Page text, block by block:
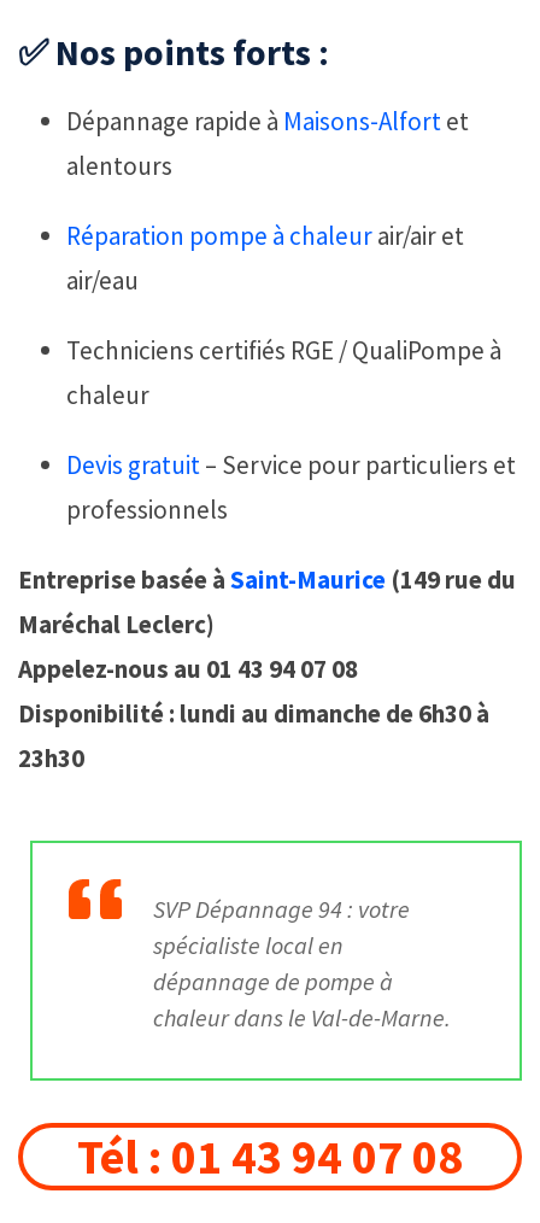
✅ Nos points forts :
Dépannage rapide à Maisons-Alfortet
alentours
Réparation pompe à chaleurair/air et
air/eau
Techniciens certifiés RGE / QualiPompe à
chaleur
Devis gratuit– Service pour particuliers et
professionnels
Entreprise basée àSaint-Maurice (149 rue du
Maréchal Leclerc)
Appelez-nous au 01 43 94 07 08
Disponibilité : lundi au dimanche de 6h30 à
23h30
SVP Dépannage 94 : votre
spécialiste local en
dépannage de pompe à
chaleur dans le Val-de-Marne.
Tél : 01 43 94 07 08